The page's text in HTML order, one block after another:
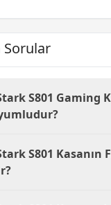
Sorular
S801 Gaming
Micro ATX ve ITX
kullanıcıların
bu kasaya
S801 Kasanın